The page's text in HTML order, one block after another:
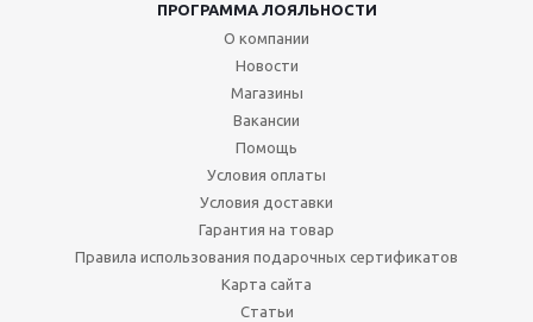
ПРОГРАММА ЛОЯЛЬНОСТИ
О компании
Новости
Магазины
Вакансии
Помощь
Условия оплаты
Условия доставки
Гарантия на товар
Правила использования подарочных сертификатов
Карта сайта
Статьи